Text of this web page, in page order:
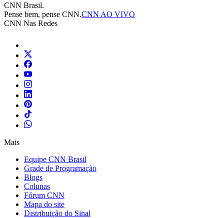
CNN Brasil.
Pense bem, pense CNN.CNN AO VIVO
CNN Nas Redes
Mais
Equipe CNN Brasil
Grade de Programação
Blogs
Colunas
Fórum CNN
Mapa do site
Distribuição do Sinal